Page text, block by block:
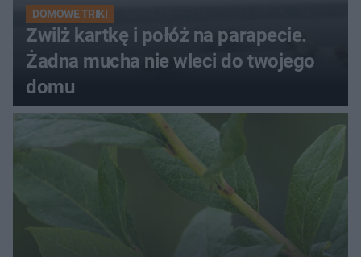
DOMOWE TRIKI
Zwilż kartkę i połóż na parapecie.
Żadna mucha nie wleci do twojego
domu